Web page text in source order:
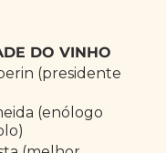
DO VINHO
(presidente
(enólogo